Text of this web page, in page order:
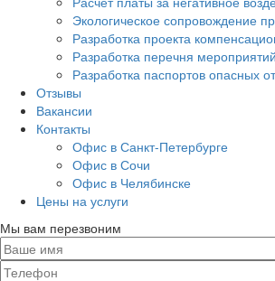
Экологическое сопровождение
Разработка проекта
Разработка перечня
Разработка паспортов опасных
Отзывы
Вакансии
Контакты
Офис в Санкт-Петербурге
Офис в Сочи
Офис в Челябинске
Цены на услуги
Мы вам перезвоним